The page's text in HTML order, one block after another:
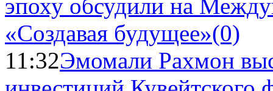
эпоху обсудили на
«Создавая будущее»(0)
11:32Эмомали Рахмон